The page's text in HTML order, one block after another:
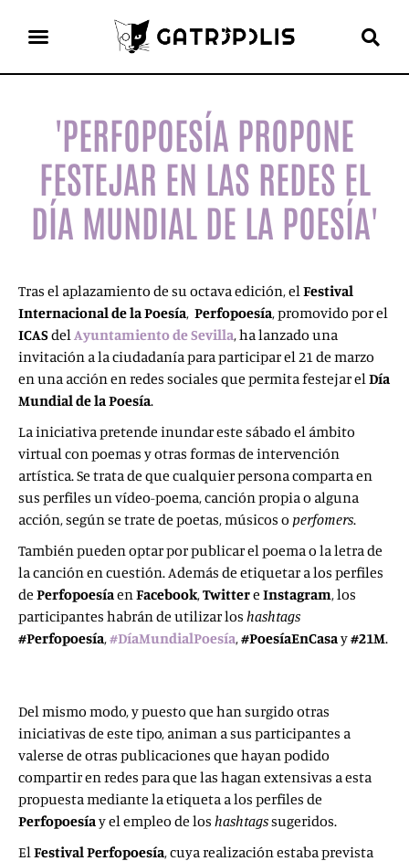
'PERFOPOESÍA PROPONE
FESTEJAR EN LAS REDES EL
DÍA MUNDIAL DE LA POESÍA'
Tras el aplazamiento de su octava edición, elFestival
Internacional de la Poesía, Perfopoesía, promovido por el
ICASdelAyuntamiento de Sevilla, ha lanzado una
invitación a la ciudadanía para participar el 21 de marzo
en una acción en redes sociales que permita festejar elDía
Mundial de la Poesía.
La iniciativa pretende inundar este sábado el ámbito
virtual con poemas y otras formas de intervención
artística. Se trata de que cualquier persona comparta en
sus perfiles un vídeo-poema, canción propia o alguna
acción, según se trate de poetas, músicos o perfomers.
También pueden optar por publicar el poema o la letra de
la canción en cuestión. Además de etiquetar a los perfiles
de PerfopoesíaenFacebook,Twittere Instagram, los
participantes habrán de utilizar los hashtags
#Perfopoesía,#DíaMundialPoesía,#PoesíaEnCasay#21M.
Del mismo modo, y puesto que han surgido otras
iniciativas de este tipo, animan a sus participantes a
valerse de otras publicaciones que hayan podido
compartir en redes para que las hagan extensivas a esta
propuesta mediante la etiqueta a los perfiles de
Perfopoesíay el empleo de los hashtagssugeridos.
ElFestival Perfopoesía, cuya realización estaba prevista